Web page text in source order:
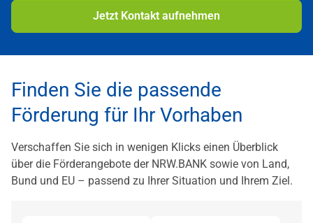
Jetzt Kontakt aufnehmen
Finden Sie die passende
Förderung für Ihr Vorhaben
Verschaffen Sie sich in wenigen Klicks einen Überblick
über die Förderangebote der NRW.BANK sowie von Land,
Bund und EU – passend zu Ihrer Situation und Ihrem Ziel.